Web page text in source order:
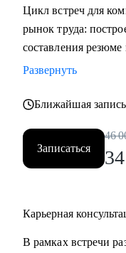
Кому могу помочь:
• проконсультирую
менеджеров,
зарубежом.
Цикл встреч для
рынок труда:
составления
Развернуть
Ближайшая запись
Записаться
46
Карьерная
В рамках встречи